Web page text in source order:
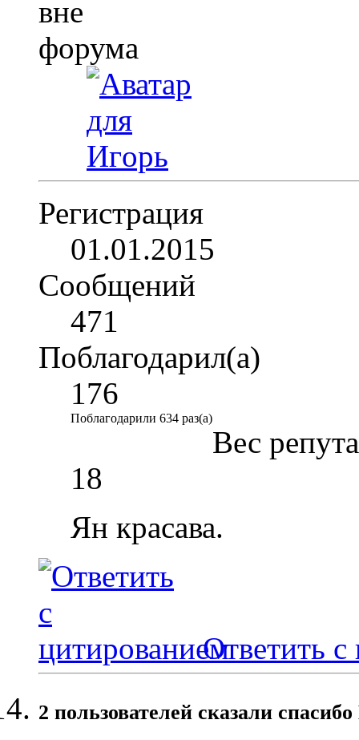
Регистрация
01.01.2015
Сообщений
471
Поблагодарил(а)
176
Поблагодарили 634 раз(а)
Вес
18
Ян красава.
Ответить с
2 пользователей сказали